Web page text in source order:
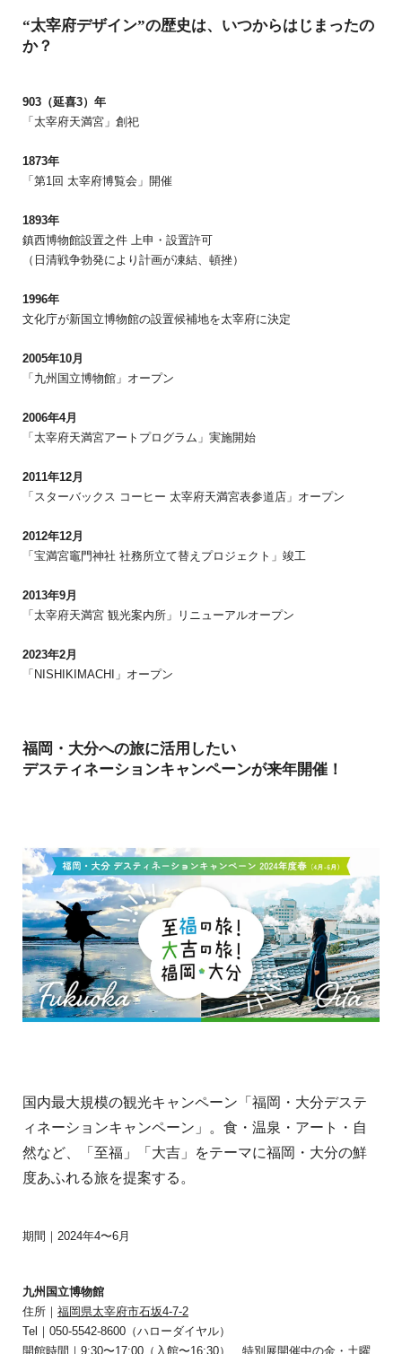
“太宰府デザイン”の歴史は、いつからはじまったの
か？
903（延喜3）年
「太宰府天満宮」創祀
1873年
「第1回 太宰府博覧会」開催
1893年
鎮西博物館設置之件 上申・設置許可
（日清戦争勃発により計画が凍結、頓挫）
1996年
文化庁が新国立博物館の設置候補地を太宰府に決定
2005年10月
「九州国立博物館」オープン
2006年4月
「太宰府天満宮アートプログラム」実施開始
2011年12月
「スターバックス コーヒー 太宰府天満宮表参道店」オープン
2012年12月
「宝満宮竈門神社 社務所立て替えプロジェクト」竣工
2013年9月
「太宰府天満宮 観光案内所」リニューアルオープン
2023年2月
「NISHIKIMACHI」オープン
福岡・大分への旅に活用したい
デスティネーションキャンペーンが来年開催！
国内最大規模の観光キャンペーン「福岡・大分デステ
ィネーションキャンペーン」。食・温泉・アート・自
然など、「至福」「大吉」をテーマに福岡・大分の鮮
度あふれる旅を提案する。
期間｜2024年4〜6月
九州国立博物館
住所｜ 福岡県太宰府市石坂4-7-2
Tel｜050-5542-8600（ハローダイヤル）
開館時間｜9:30〜17:00（入館〜16:30）、特別展開催中の金・土曜